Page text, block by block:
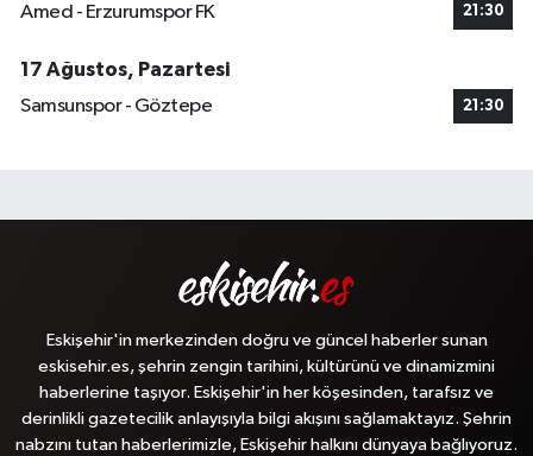
Amed - Erzurumspor FK 21:30
17 Ağustos, Pazartesi
Samsunspor - Göztepe
21:30
Eskişehir'in merkezinden doğru ve güncel haberler sunan
eskisehir.es, şehrin zengin tarihini, kültürünü ve dinamizmini
haberlerine taşıyor. Eskişehir'in her köşesinden, tarafsız ve
derinlikli gazetecilik anlayışıyla bilgi akışını sağlamaktayız. Şehrin
nabzını tutan haberlerimizle, Eskişehir halkını dünyaya bağlıyoruz.